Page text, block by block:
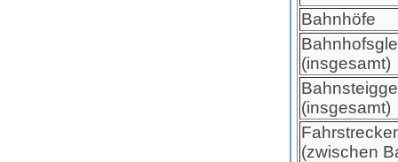
Bahnhöfe
(insgesamt)
(insgesamt)
(zwischen